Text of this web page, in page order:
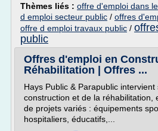
Thèmes liés : offre d'emploi dans
d emploi secteur public / offres
offre d emploi travaux public /
public
Offres d'emploi en
Réhabilitation | Offres ...
Hays Public & Parapublic
construction et de la réhabilitation,
de projets variés : équipements
hospitaliers, éducatifs,...